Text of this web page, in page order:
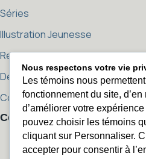
Séries
Illustration Jeunesse
Reproductions
Démarche artistique
Contact
Contact
450 405-2506
450 405-2506
Nous respectons votre vie
Les témoins nous
fonctionnement du site,
d’améliorer votre
pouvez choisir les témoins
cliquant sur Personnaliser.
accepter pour consentir à